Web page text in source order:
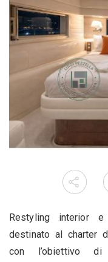
Restyling interior
destinato al charter
con l’obiettivo di